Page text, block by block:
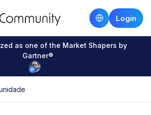
Login
as one of the Market Shapers by
Gartner®